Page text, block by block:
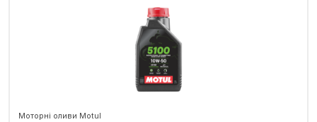
Моторні оливи Motul